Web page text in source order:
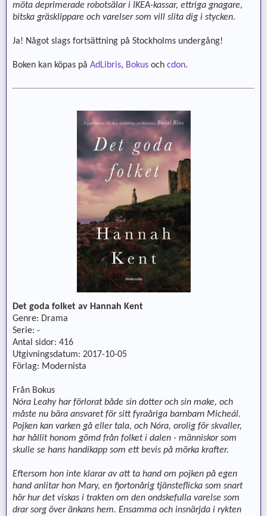
möta deprimerade robotsälar i IKEA-kassar, ettriga gnagare,
bitska gräsklippare och varelser som vill slita dig i stycken.
Ja! Något slags fortsättning på Stockholms undergång!
Boken kan köpas på AdLibris, Bokus och cdon.
Det goda folket av Hannah Kent
Genre: Drama
Serie: -
Antal sidor: 416
Utgivningsdatum: 2017-10-05
Förlag: Modernista
Från Bokus
Nóra Leahy har förlorat både sin dotter och sin make, och
måste nu bära ansvaret för sitt fyraåriga barnbarn Micheál.
Pojken kan varken gå eller tala, och Nóra, orolig för skvaller,
har hållit honom gömd från folket i dalen - människor som
skulle se hans handikapp som ett bevis på mörka krafter.
Eftersom hon inte klarar av att ta hand om pojken på egen
hand anlitar hon Mary, en fjortonårig tjänsteflicka som snart
hör hur det viskas i trakten om den ondskefulla varelse som
drar sorg över änkans hem. Ensamma och insnärjda i rykten